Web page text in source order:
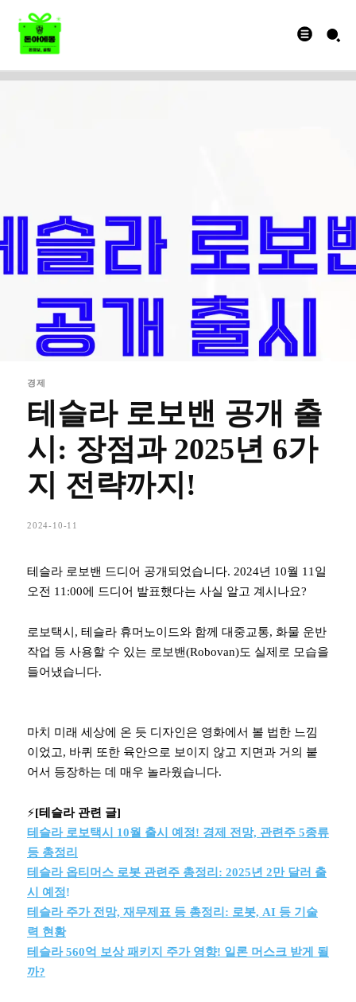
경제
테슬라 로보밴 공개 출
시: 장점과 2025년 6가
지 전략까지!
2024-10-11
테슬라 로보밴 드디어 공개되었습니다. 2024년 10월 11일
오전 11:00에 드디어 발표했다는 사실 알고 계시나요?
로보택시, 테슬라 휴머노이드와 함께 대중교통, 화물 운반
작업 등 사용할 수 있는 로보밴(Robovan)도 실제로 모습을
들어냈습니다.
마치 미래 세상에 온 듯 디자인은 영화에서 볼 법한 느낌
이었고, 바퀴 또한 육안으로 보이지 않고 지면과 거의 붙
어서 등장하는 데 매우 놀라웠습니다.
⚡️[테슬라 관련 글]
테슬라 로보택시 10월 출시 예정! 경제 전망, 관련주 5종류
등 총정리
테슬라 옵티머스 로봇 관련주 총정리: 2025년 2만 달러 출
시 예정!
테슬라 주가 전망, 재무제표 등 총정리: 로봇, AI 등 기술
력 현황
테슬라 560억 보상 패키지 주가 영향! 일론 머스크 받게 될
까?